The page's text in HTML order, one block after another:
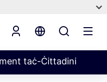
taċ-Ċittadini